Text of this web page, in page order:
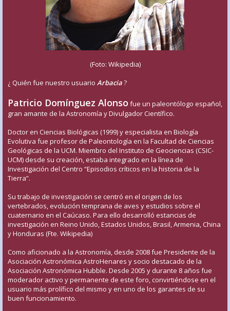
(Foto: Wikipedia)
¿ Quién fue nuestro usuario Arbacia?
Patricio Domínguez Alonso fue un paleontólogo español,
gran amante de la Astronomía y Divulgador Científico.
Doctor en Ciencias Biológicas (1999) y especialista en Biología
Evolutiva fue profesor de Paleontología en la Facultad de Ciencias
Geológicas de la UCM. Miembro del Instituto de Geociencias (CSIC-
UCM) desde su creación, estaba integrado en la línea de
Investigación del Centro “Episodios críticos en la historia de la
Tierra”.
Su trabajo de investigación se centró en el origen de los
vertebrados, evolución temprana de aves y estudios sobre el
cuaternario en el Caúcaso. Para ello desarrolló estancias de
investigación en Reino Unido, Estados Unidos, Brasil, Armenia, China
y Honduras (Fte. Wikipedia)
Como aficionado a la Astronomía, desde 2008 fue Presidente de la
Asociación Astronómica AstroHenares y socio destacado de la
Asociación Astronómica Hubble. Desde 2005 y durante 8 años fue
moderador activo y permanente de este foro, convirtiéndose en el
usuario más prolífico del mismo y en uno de los garantes de su
buen funcionamiento.